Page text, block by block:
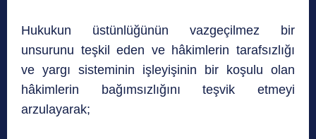
Hukukun üstünlüğünün vazgeçilmez bir
unsurunu teşkil eden ve hâkimlerin tarafsızlığı
ve yargı sisteminin işleyişinin bir koşulu olan
hâkimlerin bağımsızlığını teşvik etmeyi
arzulayarak;